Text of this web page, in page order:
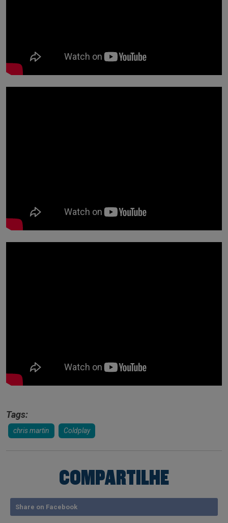
Tags:
chris martin Coldplay
COMPARTILHE
Share on Facebook